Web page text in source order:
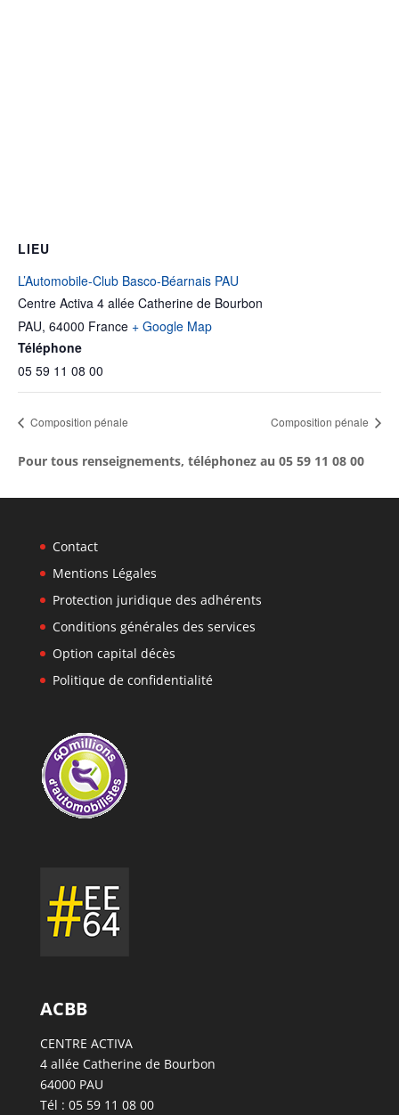
LIEU
L’Automobile-Club Basco-Béarnais PAU
Centre Activa 4 allée Catherine de Bourbon
PAU, 64000 France + Google Map
Téléphone
05 59 11 08 00
Composition pénale Composition pénale
Pour tous renseignements, téléphonez au 05 59 11 08 00
Contact
Mentions Légales
Protection juridique des adhérents
Conditions générales des services
Option capital décès
Politique de confidentialité
ACBB
CENTRE ACTIVA
4 allée Catherine de Bourbon
64000 PAU
Tél : 05 59 11 08 00